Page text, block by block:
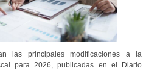
las principales modificaciones a la
para 2026, publicadas en el Diario